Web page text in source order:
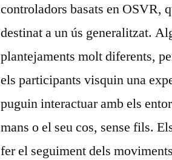
controladors basats en OSVR,
destinat a un ús generalitzat.
plantejaments molt diferents,
els participants visquin una
puguin interactuar amb els
mans o el seu cos, sense fils.
fer el seguiment dels